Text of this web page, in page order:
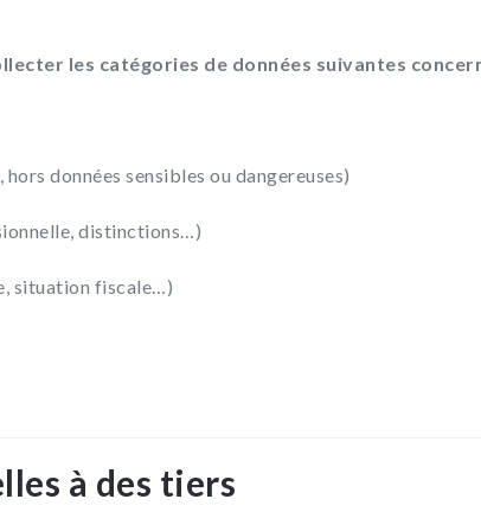
les catégories de données suivantes
données sensibles ou dangereuses)
distinctions…)
situation fiscale…)
à des tiers